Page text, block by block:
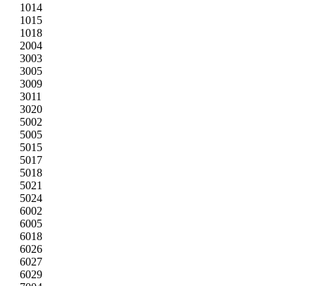
1014
1015
1018
2004
3003
3005
3009
3011
3020
5002
5005
5015
5017
5018
5021
5024
6002
6005
6018
6026
6027
6029